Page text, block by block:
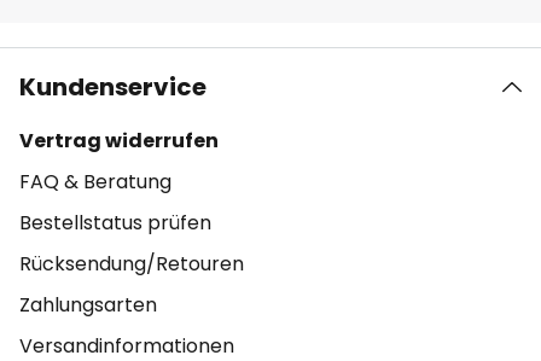
Kundenservice
Vertrag widerrufen
FAQ & Beratung
Bestellstatus prüfen
Rücksendung/Retouren
Zahlungsarten
Versandinformationen